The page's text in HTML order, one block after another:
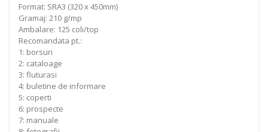
Format: SRA3 (320 x 450mm)
Gramaj: 210 g/mp
Ambalare: 125 coli/top
Recomandata pt.:
1: borsuri
2: cataloage
3: fluturasi
4: buletine de informare
5: coperti
6: prospecte
7: manuale